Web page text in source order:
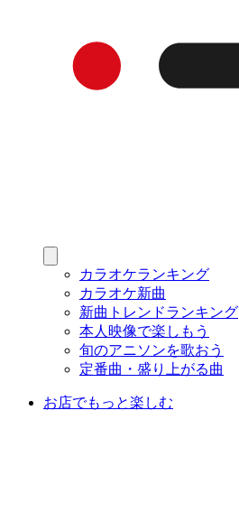
カラオケランキング
カラオケ新曲
新曲トレンドランキング
本人映像で楽しもう
旬のアニソンを歌おう
定番曲・盛り上がる曲
お店でもっと楽しむ